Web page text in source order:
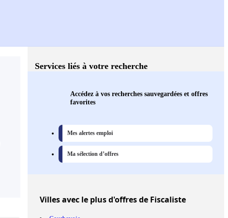
Services liés à votre recherche
Accédez à vos recherches sauvegardées et offres
favorites
Mes alertes emploi
Ma sélection d’offres
Villesavec le plus d'offres de Fiscaliste